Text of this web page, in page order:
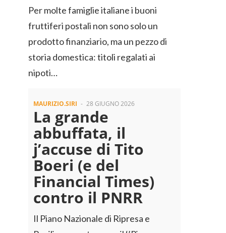
Per molte famiglie italiane i buoni
fruttiferi postali non sono solo un
prodotto finanziario, ma un pezzo di
storia domestica: titoli regalati ai
nipoti…
MAURIZIO.SIRI - 28 GIUGNO 2026
La grande
abbuffata, il
j’accuse di Tito
Boeri (e del
Financial Times)
contro il PNRR
Il Piano Nazionale di Ripresa e